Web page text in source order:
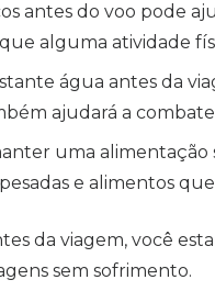
antes do voo pode
alguma atividade
água antes da
ajudará a
uma alimentação
e alimentos
da viagem, você
sem sofrimento.